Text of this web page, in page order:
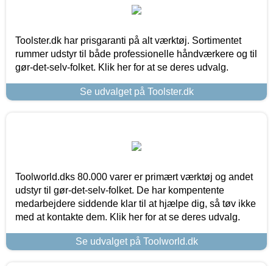
Toolster.dk har prisgaranti på alt værktøj. Sortimentet
rummer udstyr til både professionelle håndværkere og til
gør-det-selv-folket. Klik her for at se deres udvalg.
Se udvalget på Toolster.dk
Toolworld.dks 80.000 varer er primært værktøj og andet
udstyr til gør-det-selv-folket. De har kompentente
medarbejdere siddende klar til at hjælpe dig, så tøv ikke
med at kontakte dem. Klik her for at se deres udvalg.
Se udvalget på Toolworld.dk